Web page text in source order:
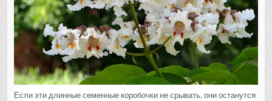
Если эти длинные семенные коробочки не срывать, они останутся